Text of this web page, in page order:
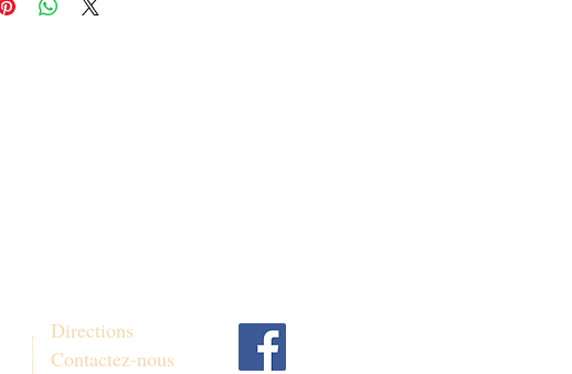
Directions
Contactez-nous